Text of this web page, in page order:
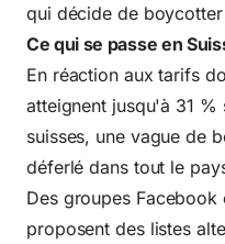
qui décide de boycotter
Ce qui se passe en
En réaction aux tarifs
atteignent jusqu'à 31 %
suisses, une vague de
déferlé dans tout le
Des groupes
proposent des listes